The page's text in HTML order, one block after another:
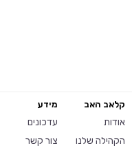
קלאב האב
אודות
הקהילה שלנו
מידע
עדכונים
צור קשר